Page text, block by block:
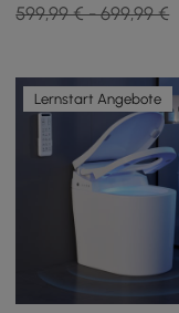
599,99 € - 699,99 €
Lernstart Angebote